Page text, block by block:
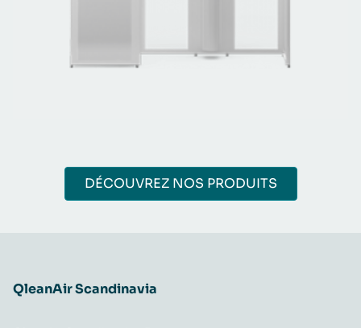
DÉCOUVREZ NOS PRODUITS
QleanAir Scandinavia